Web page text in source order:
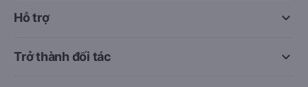
keyboard_arrow_down
Hỗ trợ
keyboard_arrow_down
Trở thành đối tác